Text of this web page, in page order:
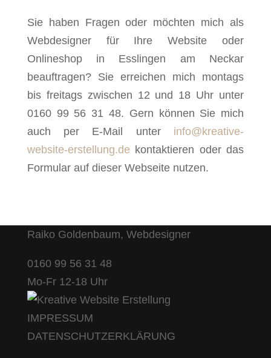
Sie haben Fragen oder möchten mich als
Webdesigner für Ihre Website oder
Onlineshop in Esslingen am Neckar
beauftragen? Sie erreichen mich montags
bis freitags zwischen 12 und 18 Uhr unter
0160 99 56 31 48. Gern können Sie mich
auch per E-Mail unter info@kreative-
website-erstellung.de kontaktieren oder das
Formular auf dieser Webseite nutzen.
Raiko Goldenbaum, Webdesigner
0160 99 56 31 48
Mo-Fr 12-18 Uhr
IMPRESSUM
DATENSCHUTZERKLÄRUNG